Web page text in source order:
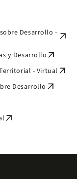
Desarrollo - arrow_outward
​y Desarrollo arrow_outward
- Virtual arrow_outward
Desarrollo arrow_outward
arrow_outward